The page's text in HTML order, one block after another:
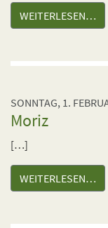
WEITERLESEN…
SONNTAG, 1.
Moriz
[…]
WEITERLESEN…